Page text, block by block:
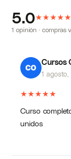
5.0★★★★★
1 opinión · compras
Cursos
1
★★★★★
Curso
unidos